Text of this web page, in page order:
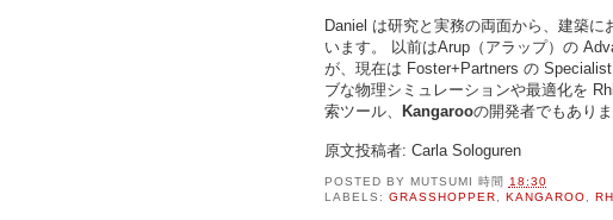
Daniel は研究と実務の両面から、建築
います。 以前はArup（アラップ）の
が、現在は Foster+Partners の
ブな物理シミュレーションや最適化を
索ツール、
Kangarooの開発者でもありま
原文投稿者: Carla Sologuren
POSTED BY MUTSUMI 時間
18:30
LABELS: GRASSHOPPER KANGAROO